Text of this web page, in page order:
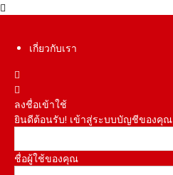
เกี่ยวกับเรา
ลงชื่อเข้าใช้
ยินดีต้อนรับ! เข้าสู่ระบบบัญชีของคุณ
ชื่อผู้ใช้ของคุณ